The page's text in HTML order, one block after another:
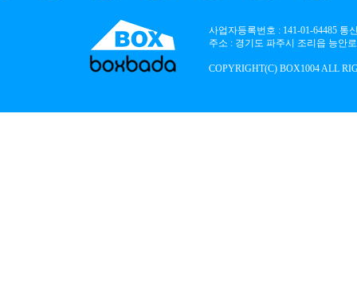
사업자등록번호 : 141-01-64485
주소 : 경기도 파주시 조리읍 능안
COPYRIGHT(C) BOX1004 ALL